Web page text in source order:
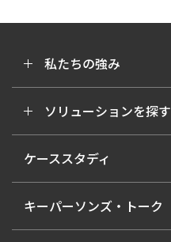
私たちの強み
ソリューションを探す
ケーススタディ
キーパーソンズ・トーク